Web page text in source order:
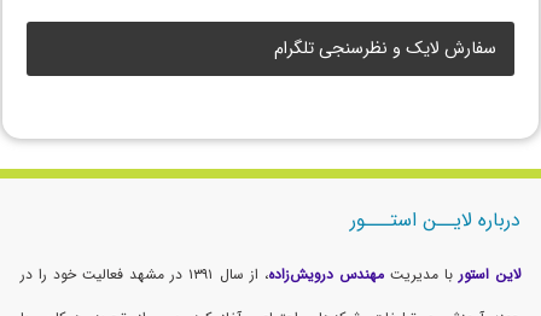
سفارش لایک و نظرسنجی تلگرام